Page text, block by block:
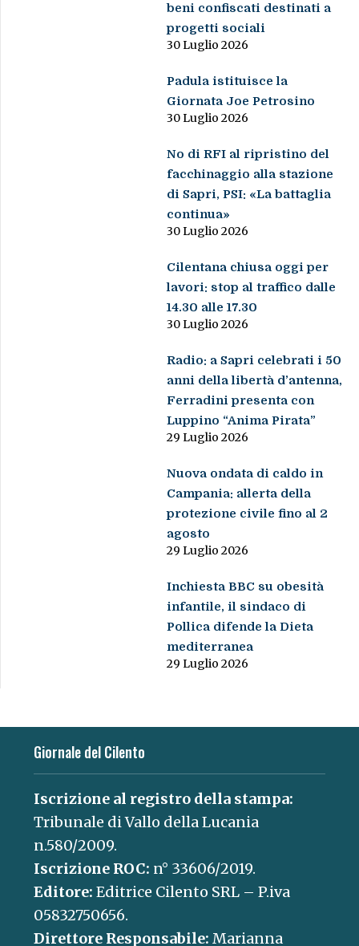
beni confiscati destinati a
progetti sociali
30 Luglio 2026
Padula istituisce la
Giornata Joe Petrosino
30 Luglio 2026
No di RFI al ripristino del
facchinaggio alla stazione
di Sapri, PSI: «La battaglia
continua»
30 Luglio 2026
Cilentana chiusa oggi per
lavori: stop al traffico dalle
14.30 alle 17.30
30 Luglio 2026
Radio: a Sapri celebrati i 50
anni della libertà d’antenna,
Ferradini presenta con
Luppino “Anima Pirata”
29 Luglio 2026
Nuova ondata di caldo in
Campania: allerta della
protezione civile fino al 2
agosto
29 Luglio 2026
Inchiesta BBC su obesità
infantile, il sindaco di
Pollica difende la Dieta
mediterranea
29 Luglio 2026
Giornale del Cilento
Iscrizione al registro della stampa:
Tribunale di Vallo della Lucania
n.580/2009.
Iscrizione ROC: n° 33606/2019.
Editore: Editrice Cilento SRL – P.iva
05832750656.
Direttore Responsabile: Marianna